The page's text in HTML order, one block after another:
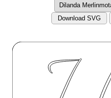
Download SVG